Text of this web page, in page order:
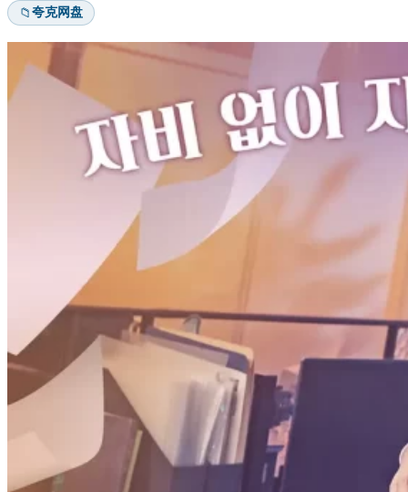
📁夸克网盘